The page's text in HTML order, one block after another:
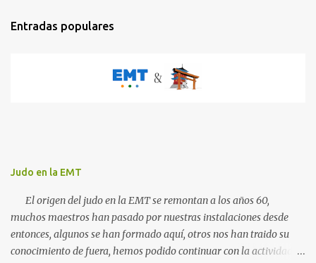
t
Entradas populares
Judo en la EMT
El origen del judo en la EMT se remontan a los años 60,
muchos maestros han pasado por nuestras instalaciones desde
entonces, algunos se han formado aquí, otros nos han traido su
conocimiento de fuera, hemos podido continuar con la actividad